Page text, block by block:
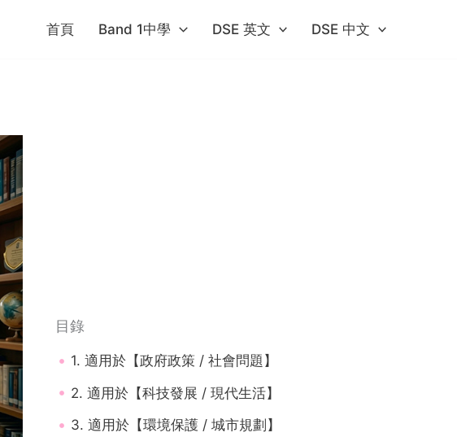
首頁 Band 1中學​ DSE 英文 DSE 中文
目錄
1. 適用於【政府政策 / 社會問題】
2. 適用於【科技發展 / 現代生活】
3. 適用於【環境保護 / 城市規劃】